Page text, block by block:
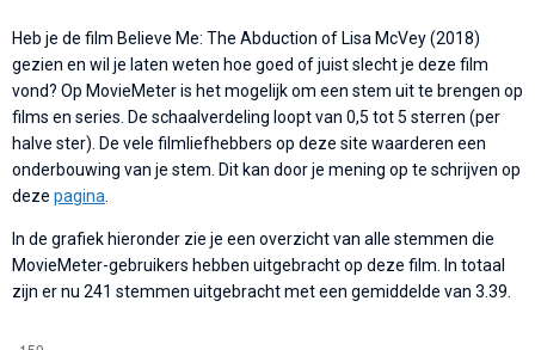
Heb je de film Believe Me: The Abduction of Lisa McVey (2018)
gezien en wil je laten weten hoe goed of juist slecht je deze film
vond? Op MovieMeter is het mogelijk om een stem uit te brengen op
films en series. De schaalverdeling loopt van 0,5 tot 5 sterren (per
halve ster). De vele filmliefhebbers op deze site waarderen een
onderbouwing van je stem. Dit kan door je mening op te schrijven op
deze pagina
In de grafiek hieronder zie je een overzicht van alle stemmen die
MovieMeter-gebruikers hebben uitgebracht op deze film. In totaal
zijn er nu 241 stemmen uitgebracht met een gemiddelde van 3.39.